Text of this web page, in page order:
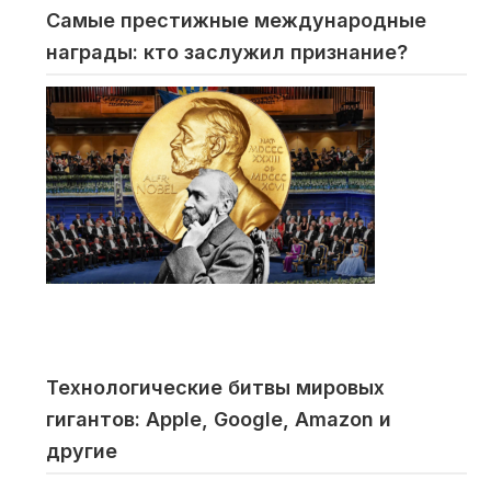
Самые престижные международные
награды: кто заслужил признание?
Технологические битвы мировых
гигантов: Apple, Google, Amazon и
другие